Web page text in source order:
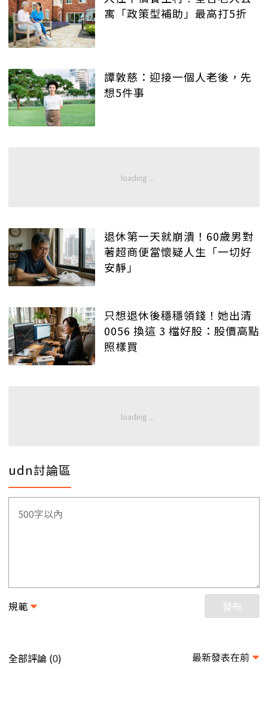
寓「政策型補助」最高打5折
譚敦慈：迎接一個人老後，先
想5件事
退休第一天就崩潰！60歲男對
著超商便當懷疑人生「一切好
安靜」
只想退休後穩穩領錢！她出清
0056 換這 3 檔好股：股價高點
照樣買
udn討論區
規範 發布
全部評論 (0) 最新發表在前